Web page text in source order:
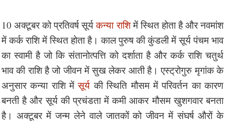
10 अक्टूबर को प्रतिवर्ष सूर्यकन्या राशिमें स्थित होता है और नवमांश
में कर्क राशि में स्थित होता है। काल पुरुष की कुंडली में सूर्य पंचम भाव
का स्वामी है जो कि संतानोत्पत्ति को दर्शाता है और कर्क राशि चतुर्थ
भाव की राशि है जो जीवन में सुख लेकर आती है। एस्ट्रोगुरु मृगांक के
अनुसार कन्या राशि मेंसूर्य की स्थिति मौसम में परिवर्तन का कारण
बनती है और सूर्य की प्रचंडता में कमी आकर मौसम खुशगवार बनता
है। अक्टूबर में जन्म लेने वाले जातकों को जीवन में संघर्ष औरों के